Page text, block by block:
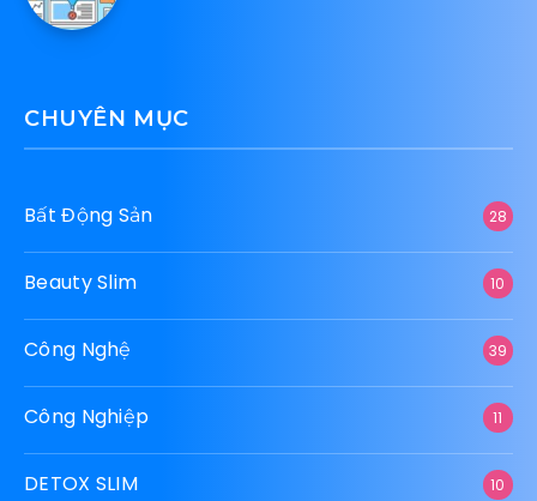
CHUYÊN MỤC
Bất Động Sản 28
Beauty Slim 10
Công Nghệ 39
Công Nghiệp 11
DETOX SLIM 10